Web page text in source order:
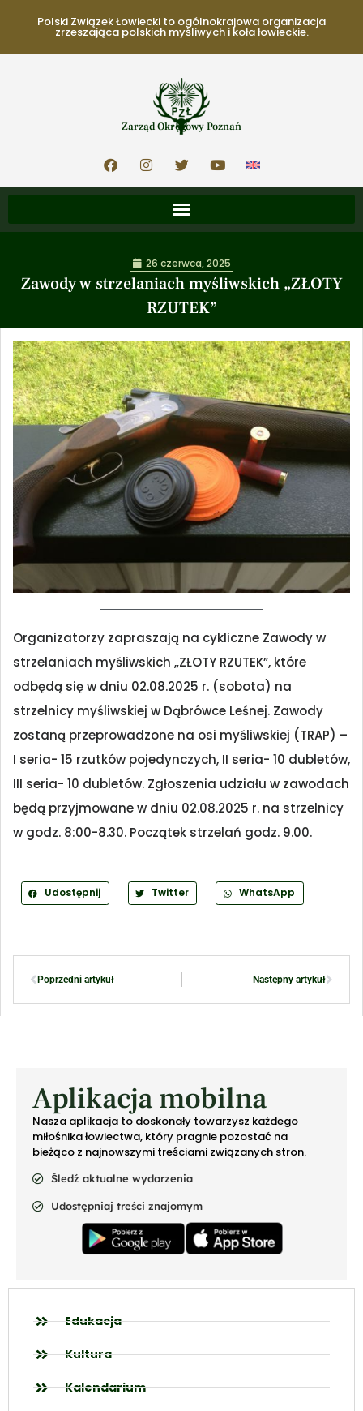
Polski Związek Łowiecki to ogólnokrajowa organizacja
zrzeszająca polskich myśliwych i koła łowieckie.
Zarząd Okręgowy Poznań
Zawody w strzelaniach myśliwskich „ZŁOTY
RZUTEK”
26 czerwca, 2025
Organizatorzy zapraszają na cykliczne Zawody w
strzelaniach myśliwskich „ZŁOTY RZUTEK”, które
odbędą się w dniu 02.08.2025 r. (sobota) na
strzelnicy myśliwskiej w Dąbrówce Leśnej. Zawody
zostaną przeprowadzone na osi myśliwskiej (TRAP) –
I seria- 15 rzutków pojedynczych, II seria- 10 dubletów,
III seria- 10 dubletów. Zgłoszenia udziału w zawodach
będą przyjmowane w dniu 02.08.2025 r. na strzelnicy
w godz. 8:00-8.30. Początek strzelań godz. 9.00.
Udostępnij Twitter WhatsApp
Poprzedni artykuł Następny artykuł
Aplikacja mobilna
Nasza aplikacja to doskonały towarzysz każdego
miłośnika łowiectwa, który pragnie pozostać na
bieżąco z najnowszymi treściami związanych stron.
Śledź aktualne wydarzenia
Udostępniaj treści znajomym
Edukacja
Kultura
Kalendarium